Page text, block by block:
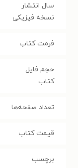
سال انتشار
نسخه فیزیکی
فرمت کتاب
حجم فایل
کتاب
تعداد صفحه‌ها
قیمت کتاب
برچسب